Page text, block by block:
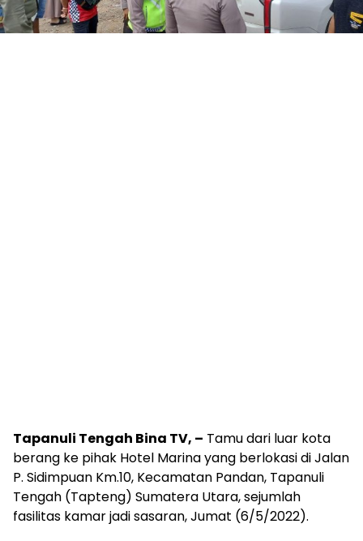
Tapanuli Tengah Bina TV, – Tamu dari luar kota
berang ke pihak Hotel Marina yang berlokasi di Jalan
P. Sidimpuan Km.10, Kecamatan Pandan, Tapanuli
Tengah (Tapteng) Sumatera Utara, sejumlah
fasilitas kamar jadi sasaran, Jumat (6/5/2022).